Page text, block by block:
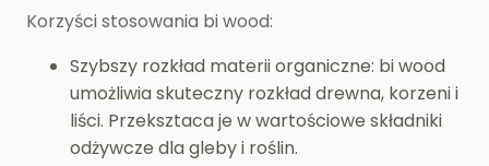
Korzyści stosowania bi wood:
Szybszy rozkład materii organiczne: bi wood
umożliwia skuteczny rozkład drewna, korzeni i
liści. Przeksztaca je w wartościowe składniki
odżywcze dla gleby i roślin.